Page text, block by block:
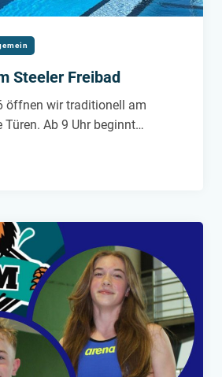
Steeler Freibad
öffnen wir traditionell am
Türen. Ab 9 Uhr beginnt…